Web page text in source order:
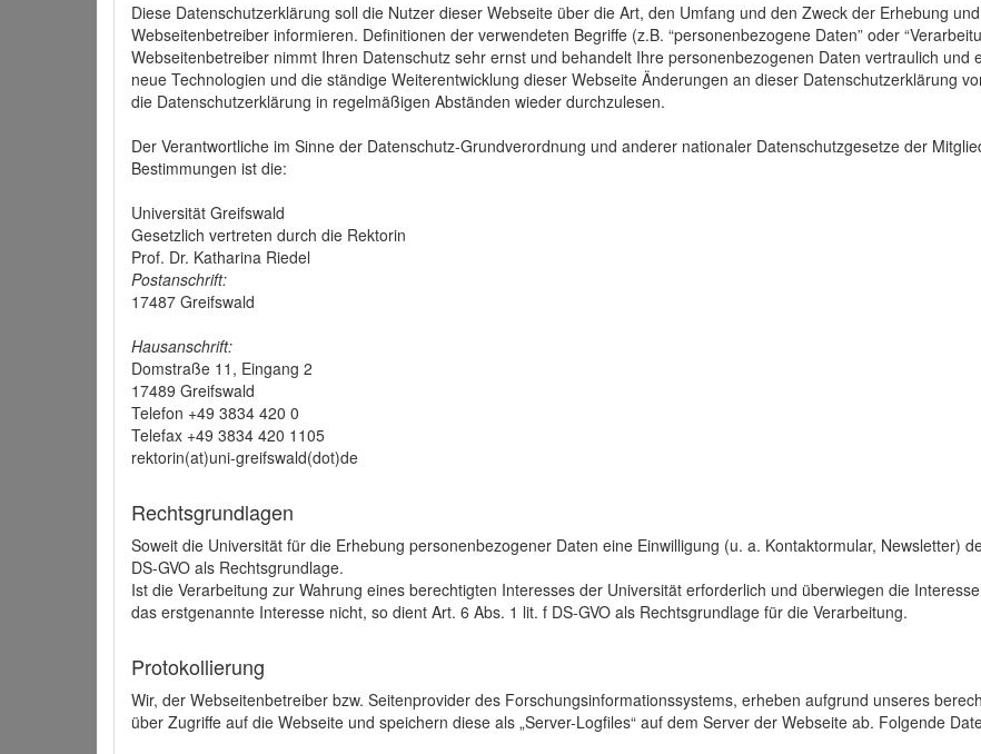
Diese Datenschutzerklärung soll die Nutzer dieser Webseite über die Art, den Umfang und den Zweck der Erhebung
Webseitenbetreiber informieren. Definitionen der verwendeten Begriffe (z.B. “personenbezogene Daten” oder
Webseitenbetreiber nimmt Ihren Datenschutz sehr ernst und behandelt Ihre personenbezogenen Daten vertraulich und
neue Technologien und die ständige Weiterentwicklung dieser Webseite Änderungen an dieser Datenschutzerklärung
die Datenschutzerklärung in regelmäßigen Abständen wieder durchzulesen.
Der Verantwortliche im Sinne der Datenschutz-Grundverordnung und anderer nationaler Datenschutzgesetze der
Bestimmungen ist die:
Universität Greifswald
Gesetzlich vertreten durch die Rektorin
Prof. Dr. Katharina Riedel
Postanschrift:
17487 Greifswald
Hausanschrift:
Domstraße 11, Eingang 2
17489 Greifswald
Telefon +49 3834 420 0
Telefax +49 3834 420 1105
rektorin(at)uni-greifswald(dot)de
Rechtsgrundlagen
Soweit die Universität für die Erhebung personenbezogener Daten eine Einwilligung (u. a. Kontaktormular, Newsletter)
DS-GVO als Rechtsgrundlage.
Ist die Verarbeitung zur Wahrung eines berechtigten Interesses der Universität erforderlich und überwiegen die
das erstgenannte Interesse nicht, so dient Art. 6 Abs. 1 lit. f DS-GVO als Rechtsgrundlage für die Verarbeitung.
Protokollierung
Wir, der Webseitenbetreiber bzw. Seitenprovider des Forschungsinformationssystems, erheben aufgrund unseres
über Zugriffe auf die Webseite und speichern diese als „Server-Logfiles“ auf dem Server der Webseite ab. Folgende